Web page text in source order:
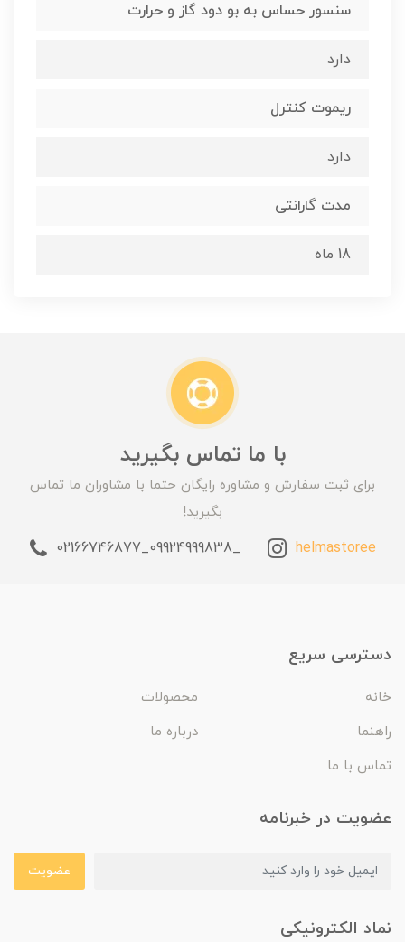
سنسور حساس به بو دود گاز و حرارت
دارد
ریموت کنترل
دارد
مدت گارانتی
18 ماه
با ما تماس بگیرید
برای ثبت سفارش و مشاوره رایگان حتما با مشاوران ما تماس
بگیرید!
helmastoree
_09924999838_02166746877
دسترسی سریع
خانه
محصولات
راهنما
درباره ما
تماس با ما
عضویت در خبرنامه
عضویت
نماد الکترونیکی